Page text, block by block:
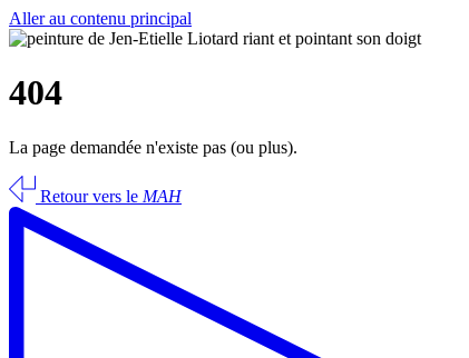
Aller au contenu principal
404
La page demandée n'existe pas (ou plus).
Retour vers le MAH